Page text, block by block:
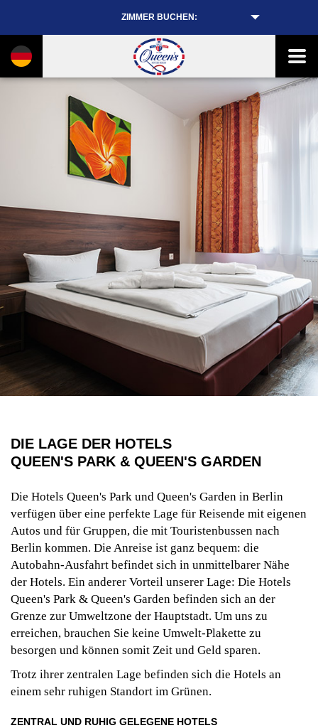
ZIMMER BUCHEN:
DIE LAGE DER HOTELS
QUEEN'S PARK & QUEEN'S GARDEN
Die Hotels Queen's Park und Queen's Garden in Berlin
verfügen über eine perfekte Lage für Reisende mit eigenen
Autos und für Gruppen, die mit Touristenbussen nach
Berlin kommen. Die Anreise ist ganz bequem: die
Autobahn-Ausfahrt befindet sich in unmittelbarer Nähe
der Hotels. Ein anderer Vorteil unserer Lage: Die Hotels
Queen's Park & Queen's Garden befinden sich an der
Grenze zur Umweltzone der Hauptstadt. Um uns zu
erreichen, brauchen Sie keine Umwelt-Plakette zu
besorgen und können somit Zeit und Geld sparen.
Trotz ihrer zentralen Lage befinden sich die Hotels an
einem sehr ruhigen Standort im Grünen.
ZENTRAL UND RUHIG GELEGENE HOTELS